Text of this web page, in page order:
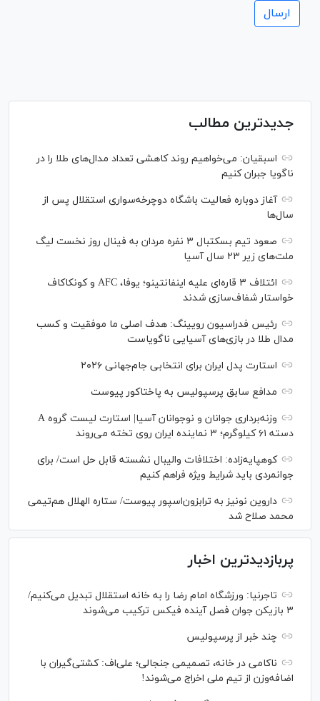
جدیدترین مطالب
اسبقیان: می‌خواهیم روند کاهشی تعداد مدال‌های طلا را در
ناگویا جبران کنیم
آغاز دوباره فعالیت باشگاه دوچرخه‌سواری استقلال پس از
سال‌ها
صعود تیم بسکتبال ۳ نفره مردان به فینال روز نخست لیگ
ملت‌های زیر ۲۳ سال آسیا
ائتلاف ۳ قاره‌ای علیه اینفانتینو؛ یوفا، AFC و کونکاکاف
خواستار شفاف‌سازی شدند
رئیس فدراسیون رویینگ: هدف اصلی ما موفقیت و کسب
مدال طلا در بازی‌های آسیایی ناگویاست
استارت پدل ایران برای انتخابی جام‌جهانی ۲۰۲۶
مدافع سابق پرسپولیس به پاختاکور پیوست
وزنه‌برداری جوانان و نوجوانان آسیا| استارت لیست گروه A
دسته ۶۱ کیلوگرم؛ ۳ نماینده ایران روی تخته می‌روند
کوهپایه‌زاده: اختلافات والیبال نشسته قابل حل است/ برای
جوانمردی باید شرایط ویژه فراهم کنیم
داروین نونیز به ترابزون‌اسپور پیوست/ ستاره الهلال هم‌تیمی
محمد صلاح شد
پربازدیدترین اخبار
تاجرنیا: ورزشگاه امام رضا را به خانه استقلال تبدیل می‌کنیم/
۳ بازیکن جوان فصل آینده فیکس ترکیب می‌شوند
چند خبر از پرسپولیس
ناکامی در خانه، تصمیمی جنجالی؛ علی‌اف: کشتی‌گیران با
اضافه‌وزن از تیم ملی اخراج می‌شوند!